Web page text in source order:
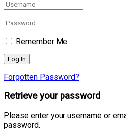
Remember Me
Forgotten Password?
Retrieve your password
Please enter your username or
password.